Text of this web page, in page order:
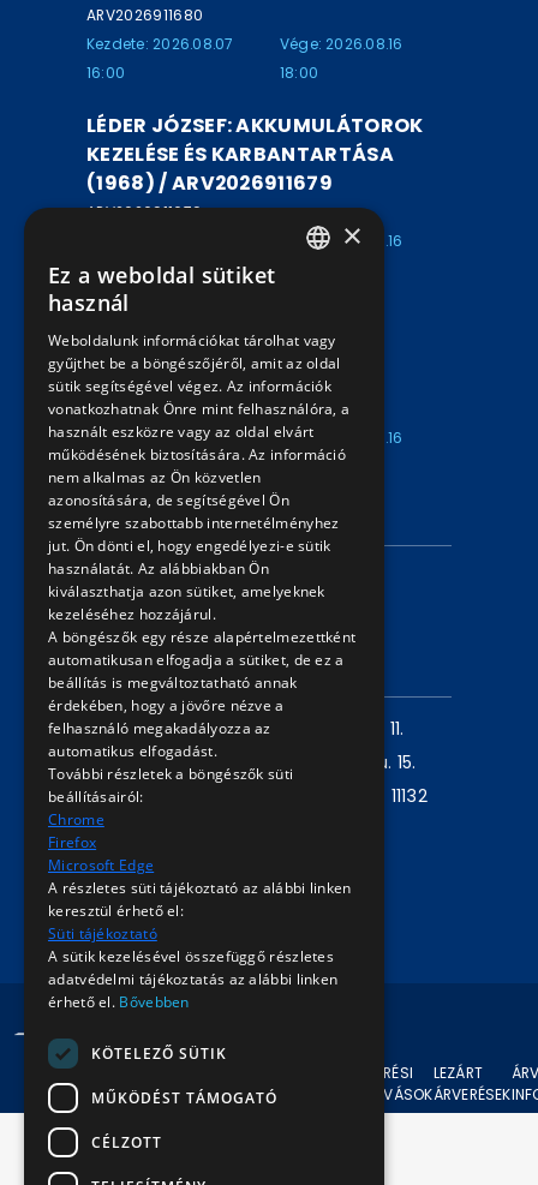
ARV2026911680
Kezdete: 2026.08.07
16:00
Vége: 2026.08.16
18:00
LÉDER JÓZSEF: AKKUMULÁTOROK
KEZELÉSE ÉS KARBANTARTÁSA
(1968) / ARV2026911679
ARV2026911679
16:00
Vége: 2026.08.16
JAVÍTÓÜZEMEK LÉTESÍTÉSE /
ARV2026911678
ARV2026911678
Kezdete: 2026.08.07
16:00
Vége: 2026.08.16
18:00
INFORMÁCIÓK
Adatvédelmi nyilatkozat
Árverési információk
ELÉRHETŐSÉG
Levelezési cím:1980 Budapest, Pf. 11.
Székhely:1072 Budapest, Akácfa u. 15.
Központ telefon:
+36 1 461 6500 / 11132
mellék
Írjon nekünk!
ÁRVERÉSEK
ÁRVERÉSI
FELHÍVÁSOK
LEZÁRT
ÁRVERÉSEK
×
Ez a weboldal sütiket
használ
Weboldalunk információkat tárolhat vagy
gyűjthet be a böngészőjéről, amit az oldal
sütik segítségével végez. Az információk
vonatkozhatnak Önre mint felhasználóra, a
használt eszközre vagy az oldal elvárt
működésének biztosítására. Az információ
nem alkalmas az Ön közvetlen
azonosítására, de segítségével Ön
személyre szabottabb internetélményhez
jut. Ön dönti el, hogy engedélyezi-e sütik
használatát. Az alábbiakban Ön
kiválaszthatja azon sütiket, amelyeknek
kezeléséhez hozzájárul.
A böngészők egy része alapértelmezettként
automatikusan elfogadja a sütiket, de ez a
beállítás is megváltoztatható annak
érdekében, hogy a jövőre nézve a
felhasználó megakadályozza az
automatikus elfogadást.
További részletek a böngészők süti
beállításairól:
Chrome
Firefox
Microsoft Edge
A részletes süti tájékoztató az alábbi linken
keresztül érhető el:
Süti tájékoztató
A sütik kezelésével összefüggő részletes
adatvédelmi tájékoztatás az alábbi linken
érhető el. Bővebben
KÖTELEZŐ SÜTIK
MŰKÖDÉST TÁMOGATÓ
CÉLZOTT